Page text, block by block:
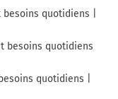
quotidiens |
besoins quotidiens
quotidiens |